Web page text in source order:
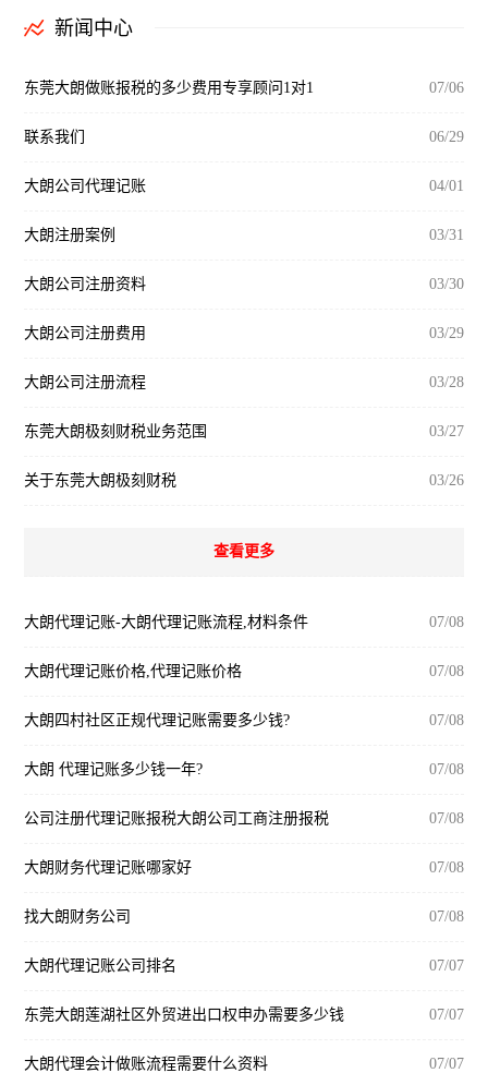
新闻中心
东莞大朗做账报税的多少费用专享顾问1对1 07/06
联系我们 06/29
大朗公司代理记账 04/01
大朗注册案例 03/31
大朗公司注册资料 03/30
大朗公司注册费用 03/29
大朗公司注册流程 03/28
东莞大朗极刻财税业务范围 03/27
关于东莞大朗极刻财税 03/26
查看更多
大朗代理记账-大朗代理记账流程,材料条件 07/08
大朗代理记账价格,代理记账价格 07/08
大朗四村社区正规代理记账需要多少钱? 07/08
大朗 代理记账多少钱一年? 07/08
公司注册代理记账报税大朗公司工商注册报税 07/08
大朗财务代理记账哪家好 07/08
找大朗财务公司 07/08
大朗代理记账公司排名 07/07
东莞大朗莲湖社区外贸进出口权申办需要多少钱 07/07
大朗代理会计做账流程需要什么资料 07/07